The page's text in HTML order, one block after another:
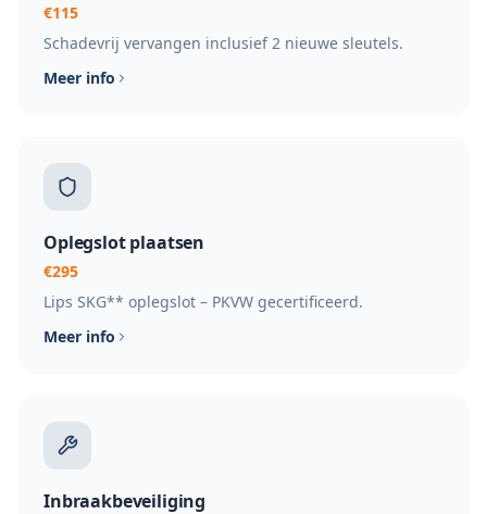
€115
Schadevrij vervangen inclusief 2 nieuwe sleutels.
Meer info
Oplegslot plaatsen
€295
Lips SKG** oplegslot – PKVW gecertificeerd.
Meer info
Inbraakbeveiliging